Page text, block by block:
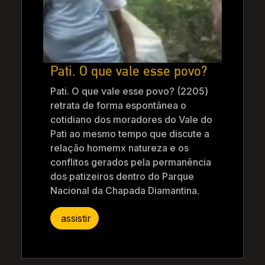
Pati. O que vale esse povo?
Pati. O que vale esse povo? (2205)
retrata de forma espontânea o
cotidiano dos moradores do Vale do
Pati ao mesmo tempo que discute a
relação homemx natureza e os
conflitos gerados pela permanência
dos patizeiros dentro do Parque
Nacional da Chapada Diamantina.
assistir